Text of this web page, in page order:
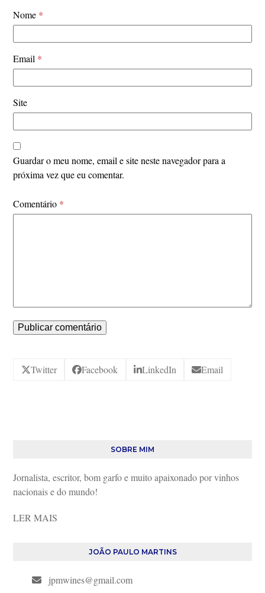
Nome *
Email *
Site
Guardar o meu nome, email e site neste navegador para a
próxima vez que eu comentar.
Comentário *
Twitter Facebook LinkedIn Email
SOBRE MIM
Jornalista, escritor, bom garfo e muito apaixonado por vinhos
nacionais e do mundo!
LER MAIS
JOÃO PAULO MARTINS
jpmwines@gmail.com